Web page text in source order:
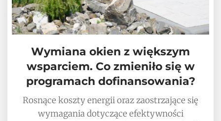
Wymiana okien z większym
wsparciem. Co zmieniło się w
programach dofinansowania?
Rosnące koszty energii oraz zaostrzające się
wymagania dotyczące efektywności